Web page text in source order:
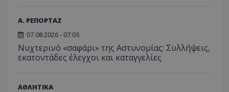
Α. ΡΕΠΟΡΤΑΖ
07.08.2026 - 07:05
Νυχτερινό «σαφάρι» της Αστυνομίας: Συλλήψεις,
εκατοντάδες έλεγχοι και καταγγελίες
ΑΘΛΗΤΙΚΑ